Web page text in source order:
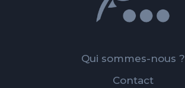
Qui sommes-nous ?
Contact